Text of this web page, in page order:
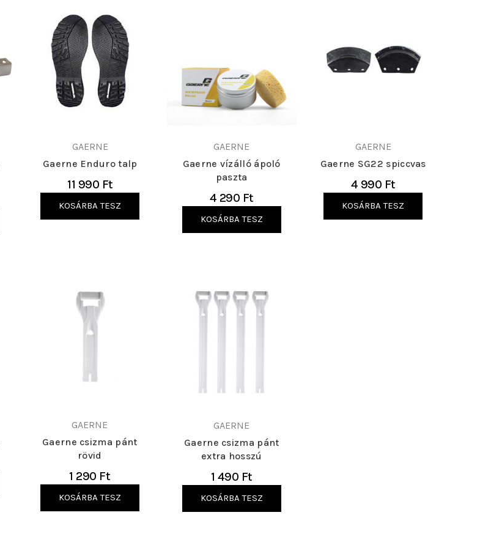
GAERNE
Gaerne Enduro talp
11 990 Ft
KOSÁRBA TESZ
GAERNE
Gaerne vízálló ápoló
paszta
4 290 Ft
KOSÁRBA TESZ
GAERNE
Gaerne SG22 spiccvas
4 990 Ft
KOSÁRBA TESZ
GAERNE
Gaerne csizma pánt
rövid
1 290 Ft
KOSÁRBA TESZ
GAERNE
Gaerne csizma pánt
extra hosszú
1 490 Ft
KOSÁRBA TESZ